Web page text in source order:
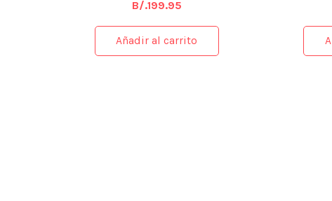
B/.199.95
Añadir al carrito